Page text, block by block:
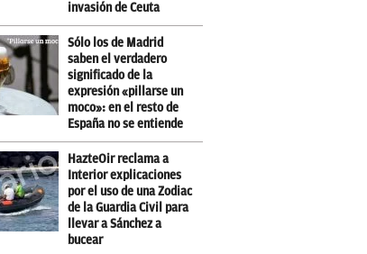
invasión de Ceuta
Sólo los de Madrid
saben el verdadero
significado de la
expresión «pillarse un
moco»: en el resto de
España no se entiende
HazteOir reclama a
Interior explicaciones
por el uso de una Zodiac
de la Guardia Civil para
llevar a Sánchez a
bucear